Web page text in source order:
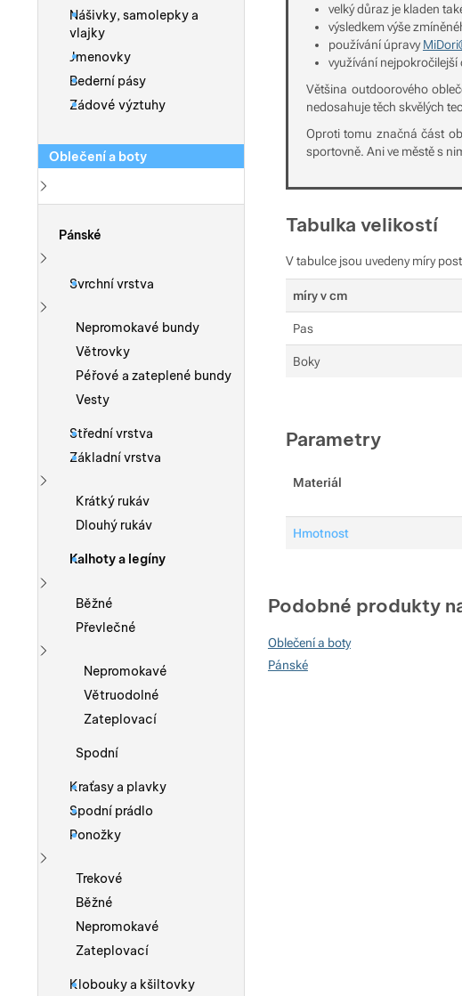
velký důraz je kladen
výsledkem výše
používání úpravy
využívání
Většina outdoorového
nedosahuje těch skvělých
Oproti tomu značná část
sportovně. Ani ve městě s
Tabulka velikostí
V tabulce jsou uvedeny míry
míry v cm
Pas
Boky
Parametry
Materiál
Hmotnost
Podobné produkty
Oblečení a boty
Pánské
Nášivky, samolepky a
vlajky
Jmenovky
Bederní pásy
Zádové výztuhy
Oblečení a boty
Pánské
Zobrazit více
Svrchní vrstva
Zobrazit více
Nepromokavé bundy
Větrovky
Péřové a zateplené bundy
Vesty
Střední vrstva
Základní vrstva
Zobrazit více
Krátký rukáv
Dlouhý rukáv
Kalhoty a legíny
Zobrazit více
Běžné
Převlečné
Zobrazit více
Nepromokavé
Větruodolné
Zateplovací
Spodní
Kraťasy a plavky
Spodní prádlo
Ponožky
Zobrazit více
Trekové
Běžné
Nepromokavé
Zateplovací
Klobouky a kšiltovky